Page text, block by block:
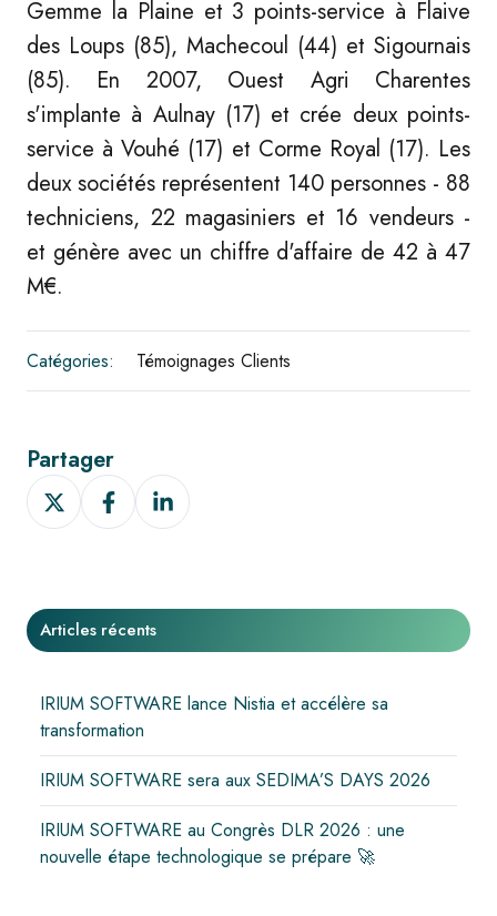
Gemme la Plaine et 3 points-service à Flaive
des Loups (85), Machecoul (44) et Sigournais
(85). En 2007, Ouest Agri Charentes
s'implante à Aulnay (17) et crée deux points-
service à Vouhé (17) et Corme Royal (17). Les
deux sociétés représentent 140 personnes - 88
techniciens, 22 magasiniers et 16 vendeurs -
et génère avec un chiffre d'affaire de 42 à 47
M€.
Catégories: Témoignages Clients
Partager
Partager
sur
Partager
sur
Partager
sur
Articles récents
IRIUM SOFTWARE lance Nistia et accélère sa
transformation
IRIUM SOFTWARE sera aux SEDIMA’S DAYS 2026
IRIUM SOFTWARE au Congrès DLR 2026 : une
nouvelle étape technologique se prépare 🚀